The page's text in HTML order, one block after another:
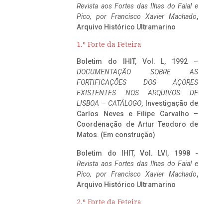
Revista aos Fortes das Ilhas do Faial e
Pico, por Francisco Xavier Machado,
Arquivo Histórico Ultramarino
1.º Forte da Feteira
Boletim do IHIT, Vol. L, 1992 –
DOCUMENTAÇÃO SOBRE AS
FORTIFICAÇÕES DOS AÇORES
EXISTENTES NOS ARQUIVOS DE
LISBOA – CATÁLOGO, Investigação de
Carlos Neves e Filipe Carvalho –
Coordenação de Artur Teodoro de
Matos. (Em construção)
Boletim do IHIT, Vol. LVI, 1998 -
Revista aos Fortes das Ilhas do Faial e
Pico, por Francisco Xavier Machado,
Arquivo Histórico Ultramarino
2.º Forte da Feteira